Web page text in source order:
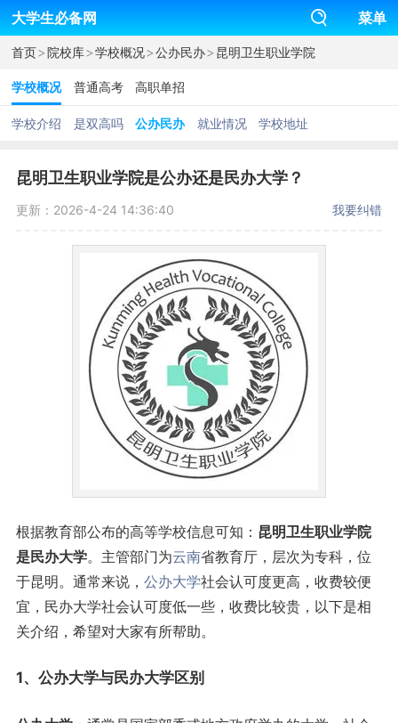
大学生必备网 菜单
首页>院校库>学校概况>公办民办>昆明卫生职业学院
学校概况 普通高考 高职单招
学校介绍 是双高吗 公办民办 就业情况 学校地址
昆明卫生职业学院是公办还是民办大学？
更新：2026-4-24 14:36:40 我要纠错
根据教育部公布的高等学校信息可知： 昆明卫生职业学院
是民办大学。主管部门为云南省教育厅，层次为专科，位
于昆明。通常来说， 公办大学社会认可度更高，收费较便
宜，民办大学社会认可度低一些，收费比较贵，以下是相
关介绍，希望对大家有所帮助。
1、公办大学与民办大学区别